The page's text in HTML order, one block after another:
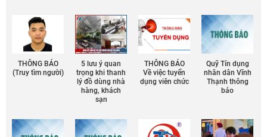
THÔNG BÁO
(Truy tìm người)
5 lưu ý quan
trọng khi thanh
lý đồ dùng nhà
hàng, khách
sạn
THÔNG BÁO
Về việc tuyển
dụng viên chức
Quỹ Tín dụng
nhân dân Vĩnh
Thạnh thông
báo